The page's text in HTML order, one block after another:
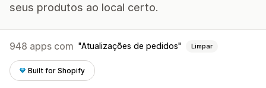
seus produtos ao local certo.
948 apps com Atualizações de pedidos Limpar
Built for Shopify